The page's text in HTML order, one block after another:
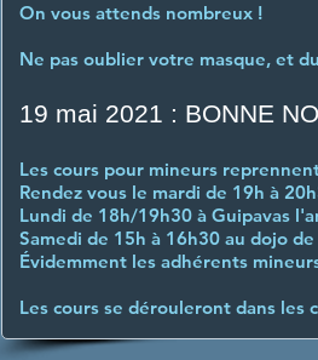
On vous attends nombreux !
Ne pas oublier votre masque, et
19 mai 2021 : BONNE
Les cours pour mineurs
Rendez vous le mardi de 19h à
Lundi de 18h/19h30 à Guipavas
Samedi de 15h à 16h30 au dojo
Évidemment les adhérents
Les cours se dérouleront dans